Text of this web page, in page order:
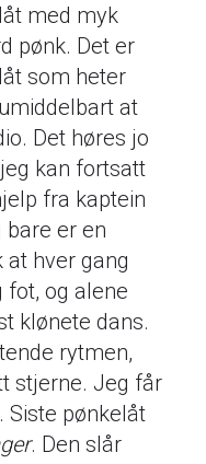
med myk
pønk. Det er
som heter
at
Det høres jo
kan fortsatt
fra kaptein
er en
at hver gang
fot, og alene
klønete dans.
rytmen,
stjerne. Jeg får
Siste pønkelåt
. Den slår